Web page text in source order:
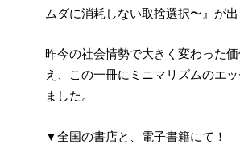
ムダに消耗しない取捨選択〜』が出
昨今の社会情勢で大きく変わった
え、この一冊にミニマリズムのエ
ました。
▼全国の書店と、電子書籍にて！